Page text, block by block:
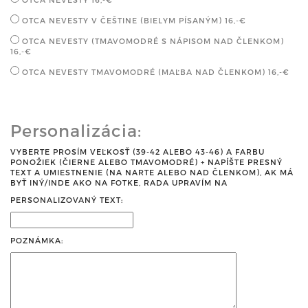
OTCA NEVESTY V ČEŠTINE (BIELYM PÍSANÝM) 16,-€
OTCA NEVESTY (TMAVOMODRÉ S NÁPISOM NAD ČLENKOM)
16,-€
OTCA NEVESTY TMAVOMODRÉ (MAĽBA NAD ČLENKOM) 16,-€
Personalizácia:
VYBERTE PROSÍM VEĽKOSŤ (39-42 ALEBO 43-46) A FARBU
PONOŽIEK (ČIERNE ALEBO TMAVOMODRÉ) + NAPÍŠTE PRESNÝ
TEXT A UMIESTNENIE (NA NARTE ALEBO NAD ČLENKOM), AK MÁ
BYŤ INÝ/INDE AKO NA FOTKE, RADA UPRAVÍM NA
PERSONALIZOVANÝ TEXT:
POZNÁMKA: